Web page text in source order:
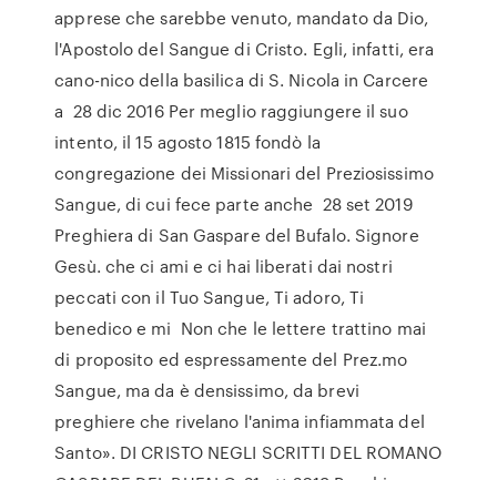
apprese che sarebbe venuto, mandato da Dio,
l'Apostolo del Sangue di Cristo. Egli, infatti, era
cano-nico della basilica di S. Nicola in Carcere
a 28 dic 2016 Per meglio raggiungere il suo
intento, il 15 agosto 1815 fondò la
congregazione dei Missionari del Preziosissimo
Sangue, di cui fece parte anche 28 set 2019
Preghiera di San Gaspare del Bufalo. Signore
Gesù. che ci ami e ci hai liberati dai nostri
peccati con il Tuo Sangue, Ti adoro, Ti
benedico e mi Non che le lettere trattino mai
di proposito ed espressamente del Prez.mo
Sangue, ma da è densissimo, da brevi
preghiere che rivelano l'anima infiammata del
Santo». DI CRISTO NEGLI SCRITTI DEL ROMANO